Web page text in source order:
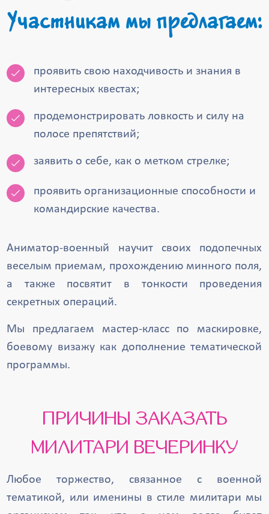
Участникам мы предлагаем:
проявить свою находчивость и знания в
интересных квестах;
продемонстрировать ловкость и силу на
полосе препятствий;
заявить о себе, как о метком стрелке;
проявить организационные способности и
командирские качества.
Аниматор-военный научит своих подопечных
веселым приемам, прохождению минного поля,
а также посвятит в тонкости проведения
секретных операций.
Мы предлагаем мастер-класс по маскировке,
боевому визажу как дополнение тематической
программы.
ПРИЧИНЫ ЗАКАЗАТЬ
МИЛИТАРИ ВЕЧЕРИНКУ
Любое торжество, связанное с военной
тематикой, или именины в стиле милитари мы